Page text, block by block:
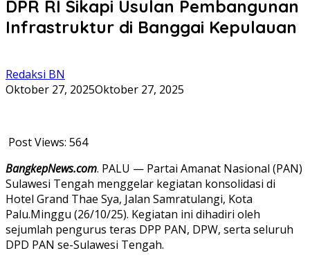
DPR RI Sikapi Usulan Pembangunan
Infrastruktur di Banggai Kepulauan
Redaksi BN
Oktober 27, 2025Oktober 27, 2025
Post Views: 564
BangkepNews.com. PALU — Partai Amanat Nasional (PAN)
Sulawesi Tengah menggelar kegiatan konsolidasi di
Hotel Grand Thae Sya, Jalan Samratulangi, Kota
Palu.Minggu (26/10/25). Kegiatan ini dihadiri oleh
sejumlah pengurus teras DPP PAN, DPW, serta seluruh
DPD PAN se-Sulawesi Tengah.